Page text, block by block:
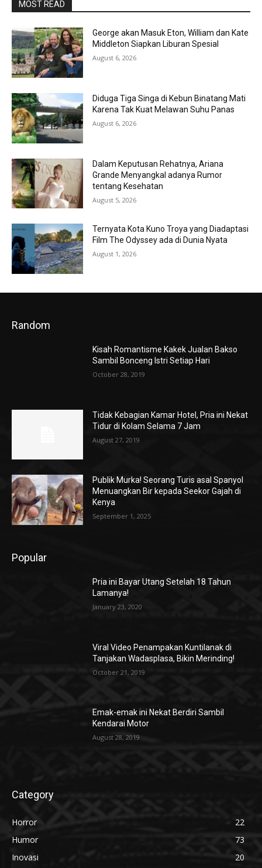
MOST READ
George akan Masuk Eton, William dan Kate
Middleton Siapkan Liburan Spesial
August 6, 2026
Diduga Tiga Singa di Kebun Binatang Mati
Karena Tak Kuat Melawan Suhu Panas
August 6, 2026
Dalam Keputusan Rehatnya, Ariana
Grande Menyangkal adanya Rumor
tentang Kesehatan
August 5, 2026
Ternyata Kota Kuno Troya yang Diadaptasi
Film The Odyssey ada di Dunia Nyata
August 1, 2026
Random
Kisah Romantisme Kakek Jualan Bakso
Sambil Bonceng Istri Setiap Hari
October 28, 2019
Tidak Kebagian Kamar Hotel, Pria ini Nekat
Tidur di Kolam Selama 7 Jam
August 27, 2019
Publik Murka! Seorang Turis asal Spanyol
Menuangkan Bir kepada Seekor Gajah di
Kenya
September 1, 2025
Popular
Pria ini Bayar Utang Setelah 18 Tahun
Lamanya!
January 23, 2020
Viral Video Penampakan Kuntilanak di
Tanjakan Wadasplasa, Bikin Merinding!
October 21, 2019
Emak-emak ini Nekat Berdiri Sambil
Kendarai Motor
August 28, 2019
Category
Horror
22
Humor
73
Inovasi
20